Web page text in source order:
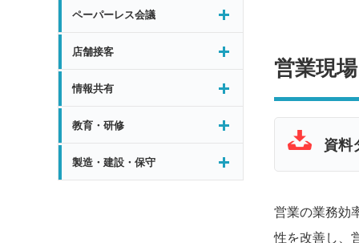
営業現
資料
営業の業務効
性を改善し、
ペーパーレス会議
店舗接客
情報共有
教育・研修
製造・建設・保守